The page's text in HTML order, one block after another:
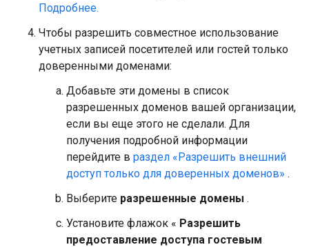
Подробнее.
Чтобы разрешить совместное использование
учетных записей посетителей или гостей только
доверенными доменами:
Добавьте эти домены в список
разрешенных доменов вашей организации,
если вы еще этого не сделали. Для
получения подробной информации
перейдите в раздел «Разрешить внешний
доступ только для доверенных доменов» .
Выберите разрешенные домены .
Установите флажок « Разрешить
предоставление доступа гостевым